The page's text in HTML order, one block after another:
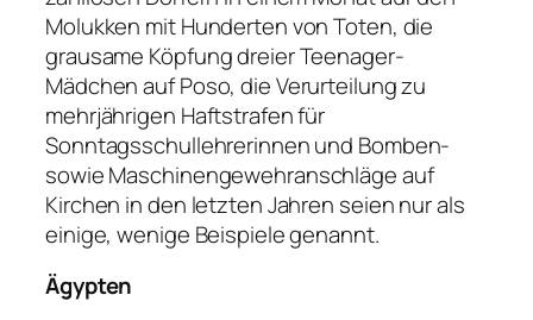
Molukken mit Hunderten von Toten, die
grausame Köpfung dreier Teenager-
Mädchen auf Poso, die Verurteilung zu
mehrjährigen Haftstrafen für
Sonntagsschullehrerinnen und Bomben-
sowie Maschinengewehranschläge auf
Kirchen in den letzten Jahren seien nur als
einige, wenige Beispiele genannt.
Ägypten